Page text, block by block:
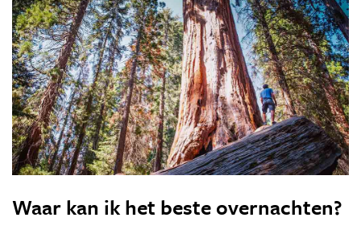
Waar kan ik het beste overnachten?